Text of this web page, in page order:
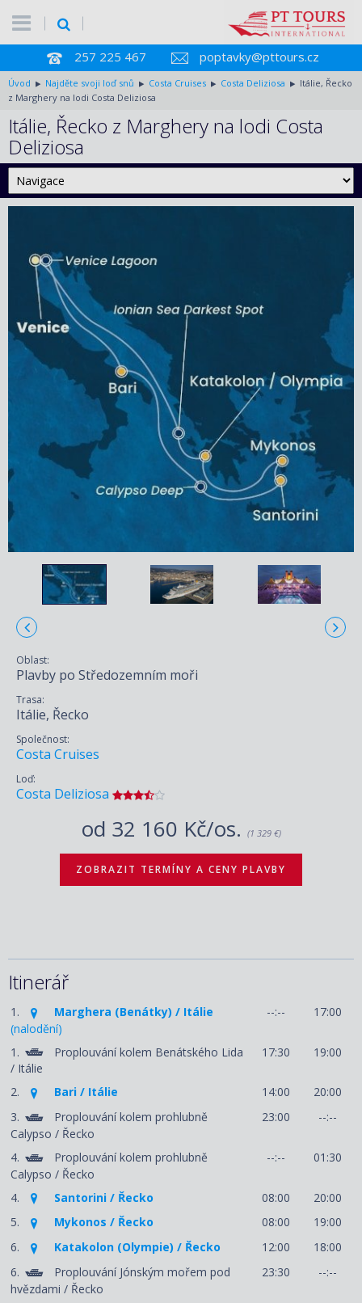
257 225 467 poptavky@pttours.cz
Úvod Najděte svoji loď snů Costa Cruises Costa Deliziosa
Itálie, Řecko
z Marghery na lodi Costa Deliziosa
Itálie, Řecko z Marghery na lodi Costa
Deliziosa
Oblast:
Plavby po Středozemním moři
Trasa:
Itálie, Řecko
Společnost:
Costa Cruises
Loď:
Costa Deliziosa
od 32 160 Kč/os. (1 329 €)
ZOBRAZIT TERMÍNY A CENY PLAVBY
Itinerář
1.
Marghera (Benátky) / Itálie
(nalodění)
--:-- 17:00
1.
Proplouvání kolem Benátského Lida
/ Itálie
17:30 19:00
2. Bari / Itálie 14:00
20:00
3.
Proplouvání kolem prohlubně
Calypso / Řecko
23:00 --:--
4.
Proplouvání kolem prohlubně
Calypso / Řecko
--:-- 01:30
4. Santorini / Řecko 08:00
20:00
5.
Mykonos / Řecko 08:00
19:00
6.
Katakolon (Olympie) / Řecko 12:00
18:00
6.
Proplouvání Jónským mořem pod
hvězdami / Řecko
23:30 --:--